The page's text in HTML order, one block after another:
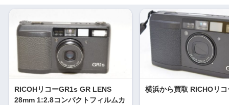
RICOHリコーGR1s GR LENS
28mm 1:2.8コンパクトフィルムカ
横浜から買取 RICHOリ